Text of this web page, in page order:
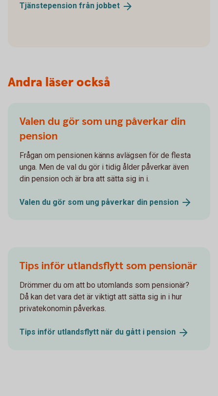
Tjänstepension från jobbet
Andra läser också
Valen du gör som ung påverkar din
pension
Frågan om pensionen känns avlägsen för de flesta
unga. Men de val du gör i tidig ålder påverkar även
din pension och är bra att sätta sig in i.
Valen du gör som ung påverkar din pension
Tips inför utlandsflytt som pensionär
Drömmer du om att bo utomlands som pensionär?
Då kan det vara det är viktigt att sätta sig in i hur
privatekonomin påverkas.
Tips inför utlandsflytt när du gått i pension